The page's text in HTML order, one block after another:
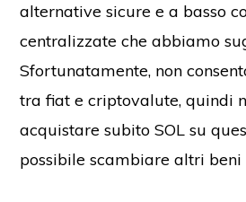
alternative sicure e a basso
centralizzate che abbiamo
Sfortunatamente, non
tra fiat e criptovalute, quindi
acquistare subito SOL su
possibile scambiare altri beni